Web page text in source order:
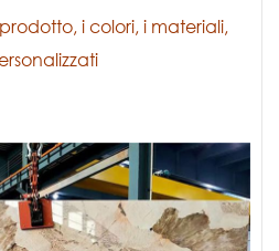
i colori, i materiali,